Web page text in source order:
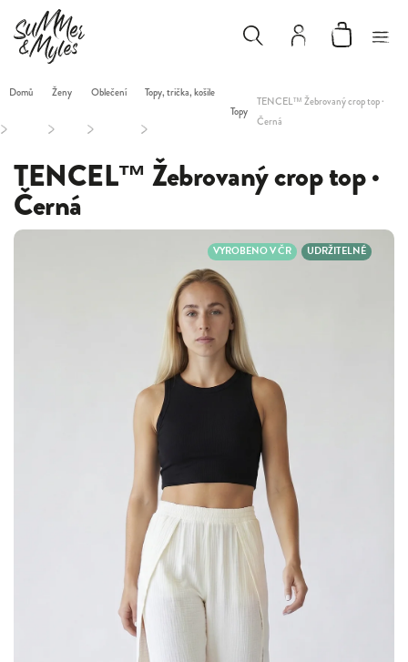
Domů
/
Ženy
/
Oblečení
/
Topy, trička, košile
/
Topy
TENCEL™ Žebrovaný crop top ·
Černá
TENCEL™ Žebrovaný crop top ·
Černá
VYROBENO V ČR UDRŽITELNÉ